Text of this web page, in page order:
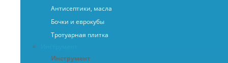
Антисептики, масла
Бочки и еврокубы
Тротуарная плитка
Инструмент